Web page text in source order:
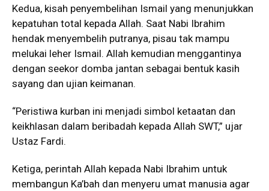
Kedua, kisah penyembelihan Ismail yang menunjukkan
kepatuhan total kepada Allah. Saat Nabi Ibrahim
hendak menyembelih putranya, pisau tak mampu
melukai leher Ismail. Allah kemudian menggantinya
dengan seekor domba jantan sebagai bentuk kasih
sayang dan ujian keimanan.
“Peristiwa kurban ini menjadi simbol ketaatan dan
keikhlasan dalam beribadah kepada Allah SWT,” ujar
Ustaz Fardi.
Ketiga, perintah Allah kepada Nabi Ibrahim untuk
membangun Ka’bah dan menyeru umat manusia agar